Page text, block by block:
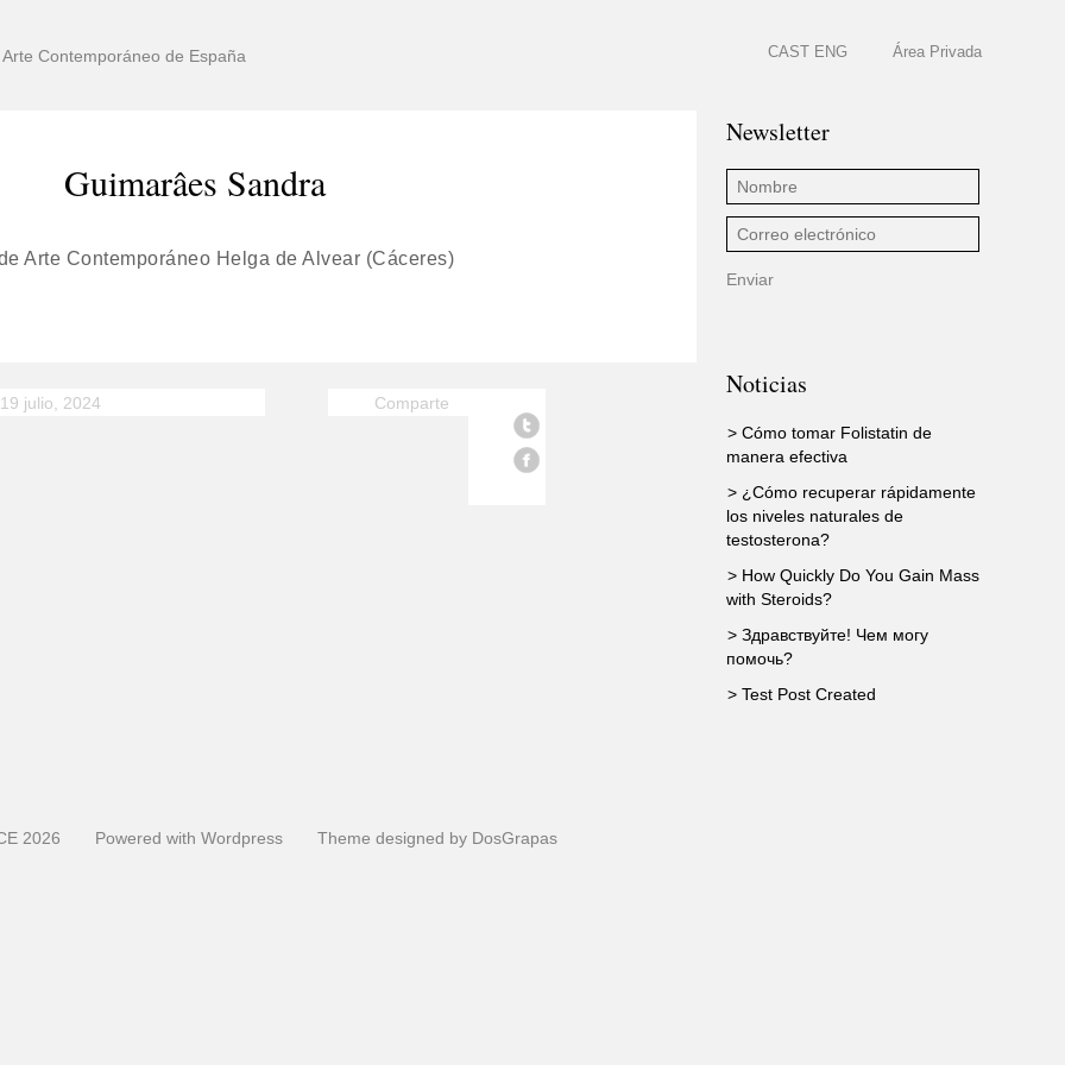
Contemporáneo de España CAST ENG Área Privada
Guimarâes Sandra
Arte Contemporáneo Helga de Alvear (Cáceres)
julio, 2024 Comparte
Newsletter
Noticias
> Cómo tomar Folistatin de
manera efectiva
> ¿Cómo recuperar rápidamente
los niveles naturales de
testosterona?
> How Quickly Do You Gain Mass
with Steroids?
> Здравствуйте! Чем могу
помочь?
> Test Post Created
2026 Powered with Wordpress Theme designed by DosGrapas